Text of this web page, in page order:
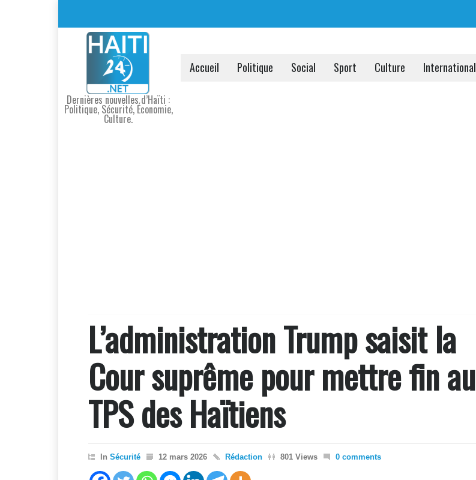
Dernières nouvelles d’Haïti :
Politique, Sécurité, Économie,
Culture.
Accueil Politique Social Sport Culture International
L’administration Trump saisit la
Cour suprême pour mettre fin au
TPS des Haïtiens
In Sécurité 12 mars 2026 Rédaction 801 Views 0 comments